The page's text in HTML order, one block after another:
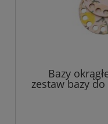
Bazy
zestaw bazy